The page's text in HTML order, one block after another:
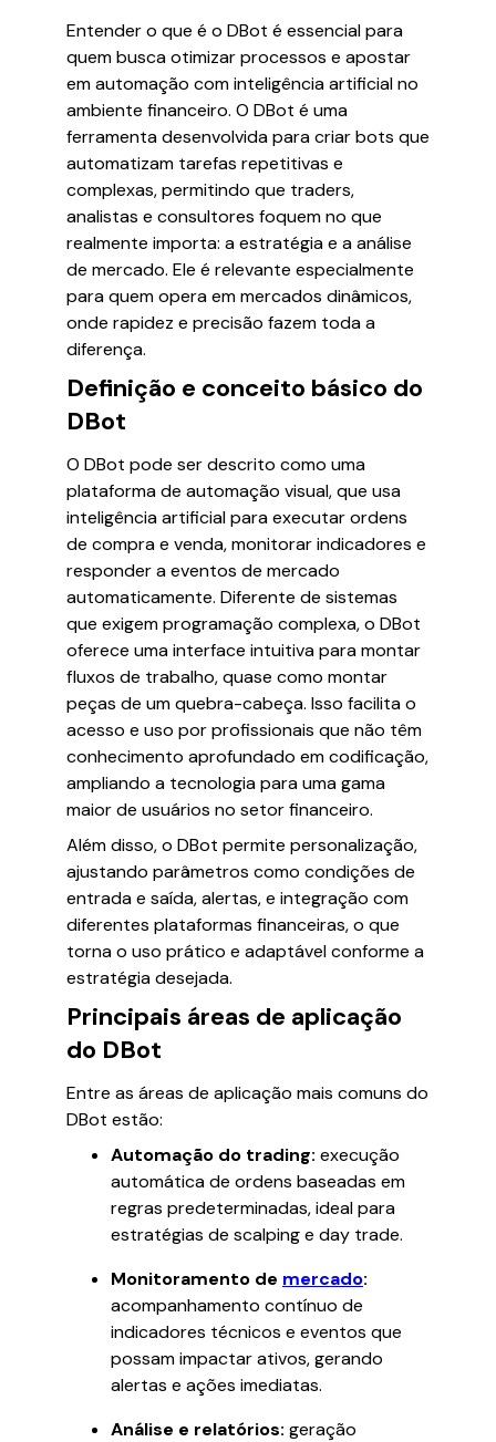
Entender o que é o DBot é essencial para
quem busca otimizar processos e apostar
em automação com inteligência artificial no
ambiente financeiro. O DBot é uma
ferramenta desenvolvida para criar bots que
automatizam tarefas repetitivas e
complexas, permitindo que traders,
analistas e consultores foquem no que
realmente importa: a estratégia e a análise
de mercado. Ele é relevante especialmente
para quem opera em mercados dinâmicos,
onde rapidez e precisão fazem toda a
diferença.
Definição e conceito básico do
DBot
O DBot pode ser descrito como uma
plataforma de automação visual, que usa
inteligência artificial para executar ordens
de compra e venda, monitorar indicadores e
responder a eventos de mercado
automaticamente. Diferente de sistemas
que exigem programação complexa, o DBot
oferece uma interface intuitiva para montar
fluxos de trabalho, quase como montar
peças de um quebra-cabeça. Isso facilita o
acesso e uso por profissionais que não têm
conhecimento aprofundado em codificação,
ampliando a tecnologia para uma gama
maior de usuários no setor financeiro.
Além disso, o DBot permite personalização,
ajustando parâmetros como condições de
entrada e saída, alertas, e integração com
diferentes plataformas financeiras, o que
torna o uso prático e adaptável conforme a
estratégia desejada.
Principais áreas de aplicação
do DBot
Entre as áreas de aplicação mais comuns do
DBot estão:
Automação do trading: execução
automática de ordens baseadas em
regras predeterminadas, ideal para
estratégias de scalping e day trade.
Monitoramento de mercado:
acompanhamento contínuo de
indicadores técnicos e eventos que
possam impactar ativos, gerando
alertas e ações imediatas.
Análise e relatórios: geração